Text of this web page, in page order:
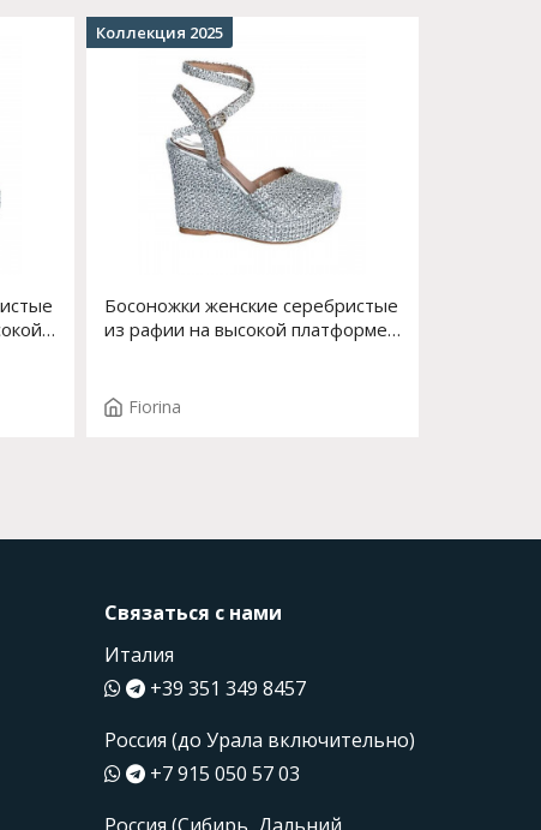
Босоножки женские серебристые
из рафии на высокой платформе
Fiorina
Коллекция 2025
Связаться с нами
Италия
+39 351 349 8457
Россия (до Урала включительно)
+7 915 050 57 03